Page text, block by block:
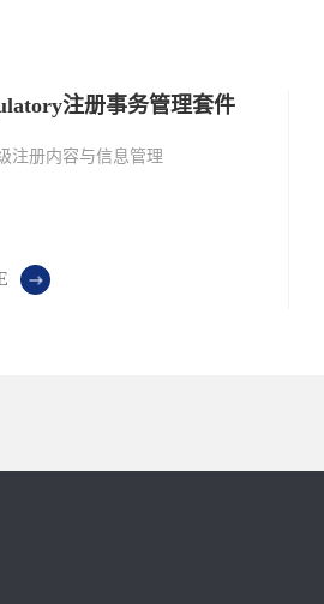
注册事务管理套件
注册内容与信息管理